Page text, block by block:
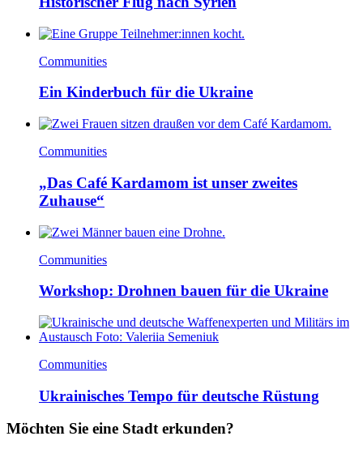
Communities
Ein Kinderbuch für die Ukraine
Communities
„Das Café Kardamom ist unser zweites
Zuhause“
Communities
Workshop: Drohnen bauen für die Ukraine
Communities
Ukrainisches Tempo für deutsche Rüstung
Möchten Sie eine Stadt erkunden?